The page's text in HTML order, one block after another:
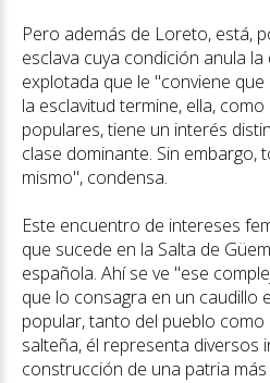
Pero además de Loreto, está,
esclava cuya condición anula
explotada que le "conviene
la esclavitud termine, ella,
populares, tiene un interés
clase dominante. Sin embargo,
mismo", condensa.
Este encuentro de intereses
que sucede en la Salta de
española. Ahí se ve "ese
que lo consagra en un caudillo
popular, tanto del pueblo como
salteña, él representa diversos
construcción de una patria